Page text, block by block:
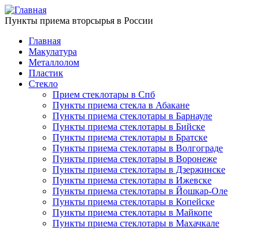
Пункты приема вторсырья в России
Главная
Макулатура
Металлолом
Пластик
Стекло
Прием стеклотары в Спб
Пункты приема стекла в Абакане
Пункты приема стеклотары в Барнауле
Пункты приема стеклотары в Бийске
Пункты приема стеклотары в Братске
Пункты приема стеклотары в Волгограде
Пункты приема стеклотары в Воронеже
Пункты приема стеклотары в Дзержинске
Пункты приема стеклотары в Ижевске
Пункты приема стеклотары в Йошкар-Оле
Пункты приема стеклотары в Копейске
Пункты приема стеклотары в Майкопе
Пункты приема стеклотары в Махачкале